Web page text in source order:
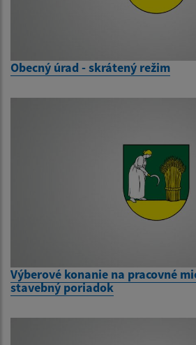
Obecný úrad - skrátený režim
Výberové konanie na pracovné
stavebný poriadok